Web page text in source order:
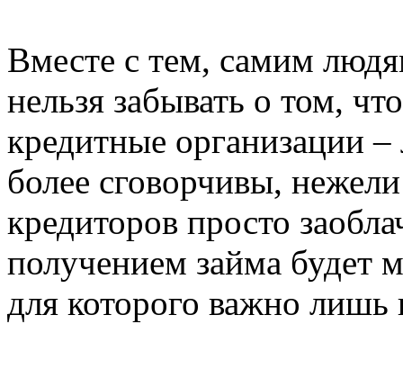
Вместе с тем, самим
нельзя забывать о том,
кредитные организации
более сговорчивы,
кредиторов просто
получением займа будет
для которого важно лишь